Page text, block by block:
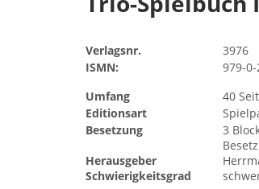
Verlagsnr.
3976
ISMN:
979-
Umfang
40
Editionsart
Besetzung
3
Herausgeber
Schwierigkeitsgrad